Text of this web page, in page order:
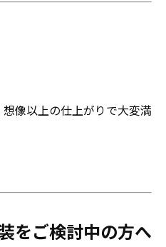
想像以上の仕上がりで大変満
をご検討中の方へ